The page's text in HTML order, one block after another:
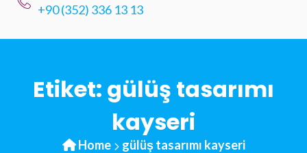
+90 (352) 336 13 13
Etiket: gülüş tasarımı
kayseri
Home gülüş tasarımı kayseri